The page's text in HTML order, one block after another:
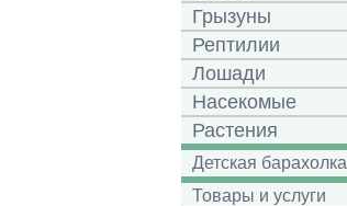
Грызуны
Рептилии
Лошади
Насекомые
Растения
Детская барахолка
Товары и услуги